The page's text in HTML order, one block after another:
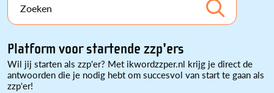
Zoeken
Platform voor startende zzp'ers
Wil jij starten als zzp'er? Met ikwordzzper.nl krijg je direct de
antwoorden die je nodig hebt om succesvol van start te gaan als
zzp'er!